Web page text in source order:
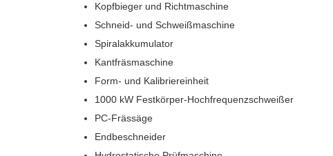
Kopfbieger und Richtmaschine
Schneid- und Schweißmaschine
Spiralakkumulator
Kantfräsmaschine
Form- und Kalibriereinheit
1000 kW Festkörper-Hochfrequenzschweißer
PC-Frässäge
Endbeschneider